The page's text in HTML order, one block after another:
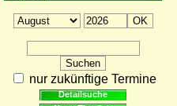
nur zukünftige Termine
Detailsuche